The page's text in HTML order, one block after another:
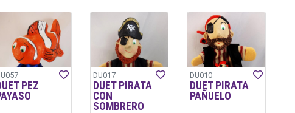
PEZ
DU017
DUET PIRATA
CON
SOMBRERO
DU010
DUET PIRATA
PAÑUELO